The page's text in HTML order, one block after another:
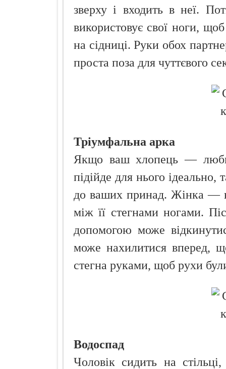
зверху і входить в неї.
використовує свої ноги,
на сідниці. Руки обох
проста поза для чуттєвого
Тріумфальна арка
Якщо ваш хлопець —
підійде для нього
до ваших принад. Жінка —
між її стегнами ногами.
допомогою може
може нахилитися вперед,
стегна руками, щоб рухи
Водоспад
Чоловік сидить на